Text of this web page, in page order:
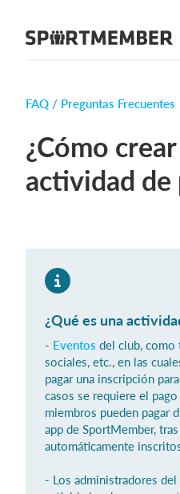
Acerca de
Funciones
Calendario
¿Cuanto cuesta?
Español
FAQ / Preguntas Frecuentes
¿Cómo
actividad de
¿Qué es una
- Eventos del club, como
sociales, etc., en las
pagar una inscripción
casos se requiere el
miembros pueden pagar
app de SportMember,
automáticamente
- Los administradores